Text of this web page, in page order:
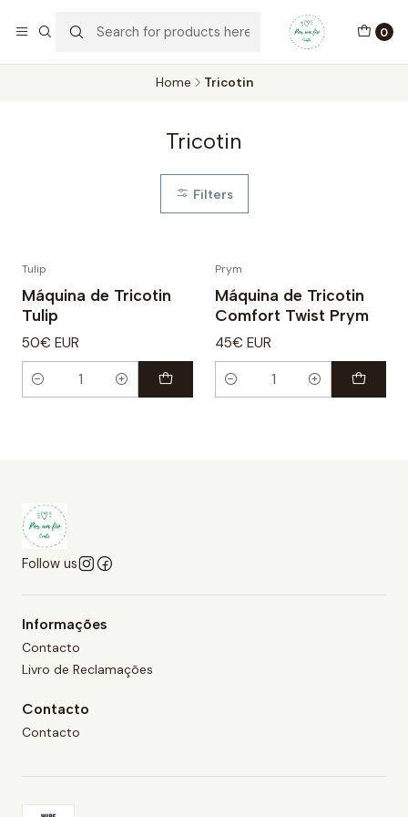
0
No concelho de Oeiras a entrega pode ser feita em mãos.
Home Tricotin
Tricotin
Filters
Tulip
Máquina de Tricotin
Tulip
50€ EUR
Quantity
Prym
Máquina de Tricotin
Comfort Twist Prym
45€ EUR
Quantity
Follow us
Informações
Contacto
Livro de Reclamações
Contacto
Contacto